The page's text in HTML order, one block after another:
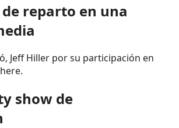
reparto en una
Jeff Hiller por su participación en
show de